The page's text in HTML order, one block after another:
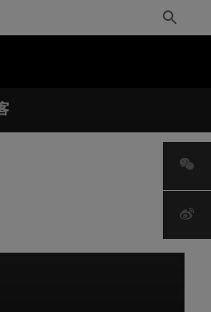
Toggle
Search